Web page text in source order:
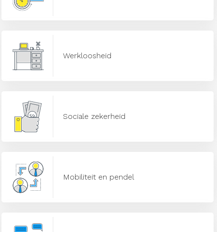
Werkloosheid
Sociale zekerheid
Mobiliteit en pendel